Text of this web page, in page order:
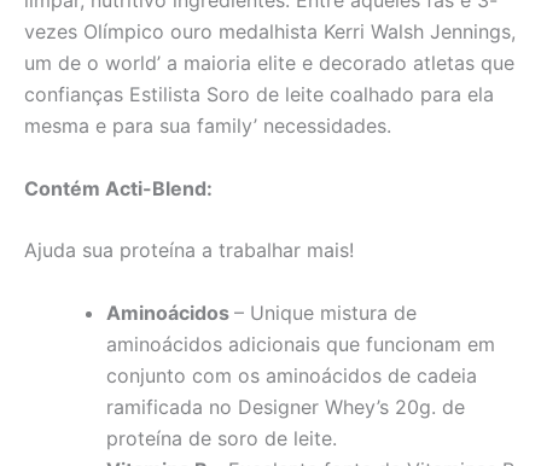
vezes Olímpico ouro medalhista Kerri Walsh Jennings,
um de o world’ a maioria elite e decorado atletas que
confianças Estilista Soro de leite coalhado para ela
mesma e para sua family’ necessidades.
Contém Acti-Blend:
Ajuda sua proteína a trabalhar mais!
Aminoácidos – Unique mistura de
aminoácidos adicionais que funcionam em
conjunto com os aminoácidos de cadeia
ramificada no Designer Whey’s 20g. de
proteína de soro de leite.